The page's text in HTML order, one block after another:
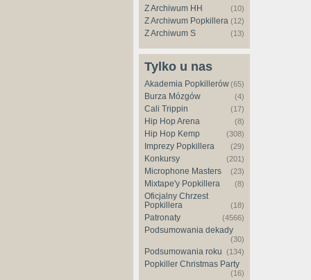
Z Archiwum HH (10)
Z Archiwum Popkillera (12)
Z Archiwum S (13)
Tylko u nas
Akademia Popkillerów(65)
Burza Mózgów (4)
Cali Trippin (17)
Hip Hop Arena (8)
Hip Hop Kemp (308)
Imprezy Popkillera (29)
Konkursy (201)
Microphone Masters (23)
Mixtape'y Popkillera (8)
Oficjalny Chrzest
Popkillera
(18)
Patronaty (4566)
Podsumowania dekady
(30)
Podsumowania roku (134)
Popkiller Christmas Party
(16)